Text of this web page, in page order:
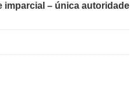
– única autoridade